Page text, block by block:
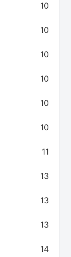
10
10
10
10
10
10
11
13
13
13
14